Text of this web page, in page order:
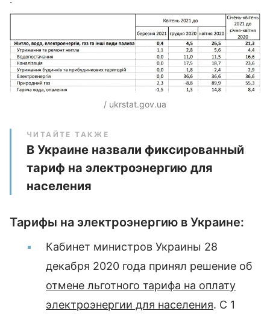
/ ukrstat.gov.ua
ЧИТАЙТЕ ТАКЖЕ
В Украине назвали фиксированный
тариф на электроэнергию для
населения
Тарифы на электроэнергию в Украине:
Кабинет министров Украины 28
декабря 2020 года принял решение об
отмене льготного тарифа на оплату
электроэнергии для населения. С 1